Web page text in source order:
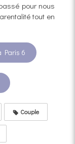
pour nous
tout en
Paris 6
Couple